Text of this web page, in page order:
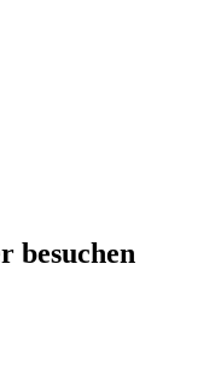
besuchen